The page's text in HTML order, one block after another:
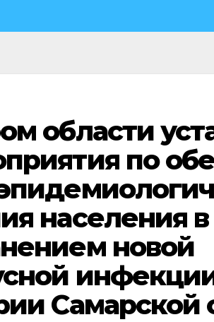
области
по
населения в
новой
инфекции
Самарской